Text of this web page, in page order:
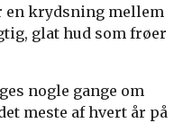
en krydsning mellem
glat hud som frøer
nogle gange om
meste af hvert år på